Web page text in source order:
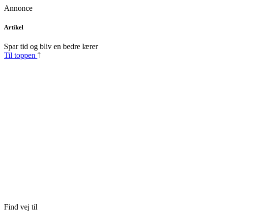
Annonce
Skip
content
Artikel
Spar tid og bliv en bedre lærer
Til toppen
Find vej til